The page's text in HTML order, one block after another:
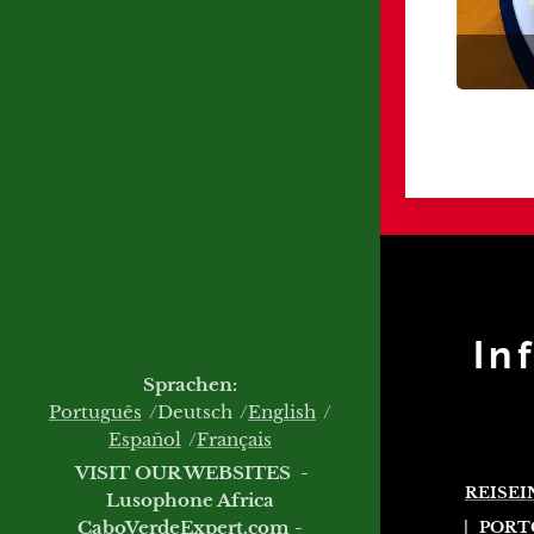
VISIT OUR WEBSITES -
Lusophone Africa
CaboVerdeExpert.com-
Sprachen
Português
Deutsch
English
Español
Français